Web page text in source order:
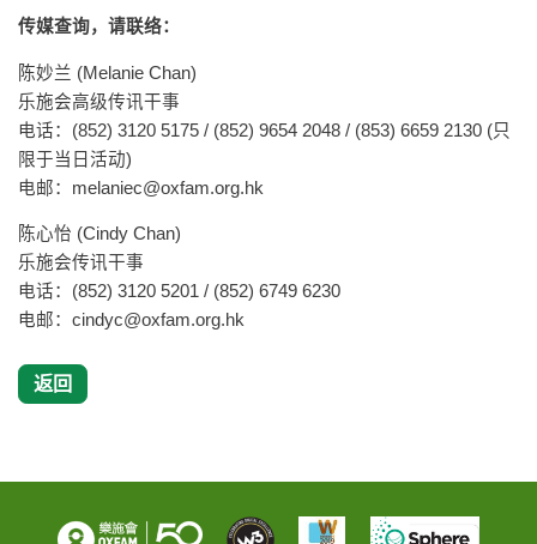
传媒查询，请联络：
陈妙兰 (Melanie Chan)
乐施会高级传讯干事
电话：(852) 3120 5175 / (852) 9654 2048 / (853) 6659 2130 (只
限于当日活动)
电邮： melaniec@oxfam.org.hk
陈心怡 (Cindy Chan)
乐施会传讯干事
电话：(852) 3120 5201 / (852) 6749 6230
电邮： cindyc@oxfam.org.hk
返回